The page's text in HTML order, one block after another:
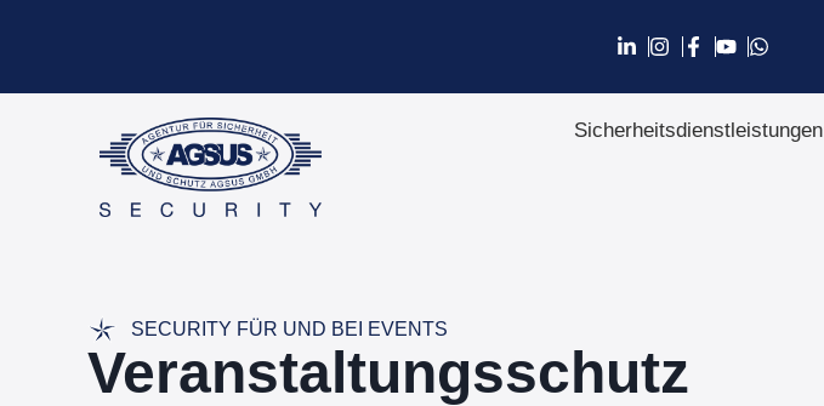
Sicherheitsdienstleistungen
SECURITY FÜR UND BEI EVENTS
Veranstaltungs­schutz